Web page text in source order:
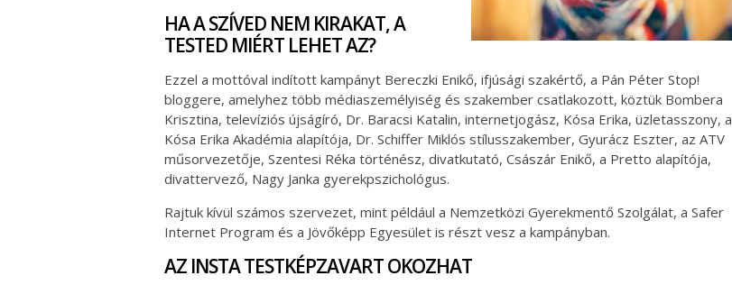
HA A SZÍVED NEM KIRAKAT, A
TESTED MIÉRT LEHET AZ?
Ezzel a mottóval indított kampányt Bereczki Enikő, ifjúsági szakértő, a Pán Péter Stop!
bloggere, amelyhez több médiaszemélyiség és szakember csatlakozott, köztük Bombera
Krisztina, televíziós újságíró, Dr. Baracsi Katalin, internetjogász, Kósa Erika, üzletasszony, a
Kósa Erika Akadémia alapítója, Dr. Schiffer Miklós stílusszakember, Gyurácz Eszter, az ATV
műsorvezetője, Szentesi Réka történész, divatkutató, Császár Enikő, a Pretto alapítója,
divattervező, Nagy Janka gyerekpszichológus.
Rajtuk kívül számos szervezet, mint például a Nemzetközi Gyerekmentő Szolgálat, a Safer
Internet Program és a Jövőképp Egyesület is részt vesz a kampányban.
AZ INSTA TESTKÉPZAVART OKOZHAT